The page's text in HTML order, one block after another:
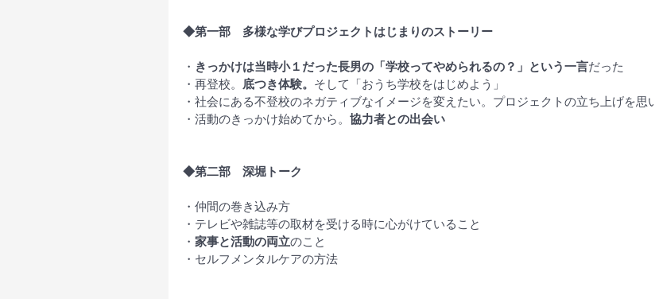
◆第一部　多様な学びプロジェクトはじまりのストーリー
・ きっかけは当時小１だった長男の「学校ってやめられるの？」という一言だった
・再登校。 底つき体験。 そして「おうち学校をはじめよう」
・社会にある不登校のネガティブなイメージを変えたい。プロジェクトの立ち上げを思
・活動のきっかけ始めてから。 協力者との出会い
◆第二部　深堀トーク
・仲間の巻き込み方
・テレビや雑誌等の取材を受ける時に心がけていること
・ 家事と活動の両立のこと
・セルフメンタルケアの方法